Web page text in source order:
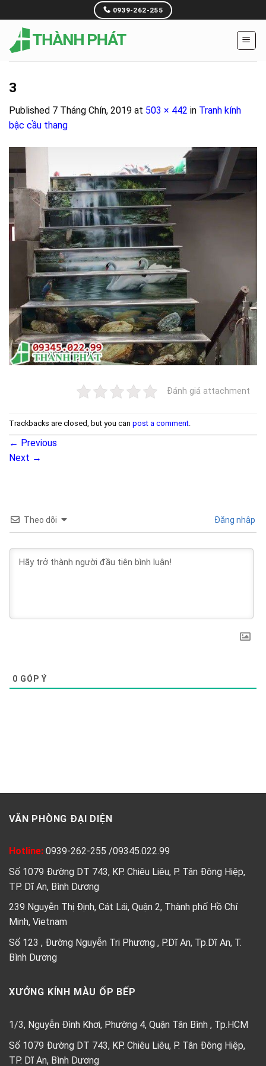
to
content
0939-262-255
3
Published 7 Tháng Chín, 2019 at 503 × 442 in Tranh kính
bậc cầu thang
Đánh giá attachment
Trackbacks are closed, but you can post a comment
← Previous
Next →
Theo dõi Đăng nhập
0 GÓP Ý
VĂN PHÒNG ĐẠI DIỆN
Hotline: 0939-262-255 /09345.022.99
Số 1079 Đường DT 743, KP. Chiêu Liêu, P. Tân Đông Hiệp,
TP. Dĩ An, Bình Dương
239 Nguyễn Thị Định, Cát Lái, Quận 2, Thành phố Hồ Chí
Minh, Vietnam
Số 123 , Đường Nguyễn Tri Phương , P.Dĩ An, Tp.Dĩ An, T.
Bình Dương
XƯỞNG KÍNH MÀU ỐP BẾP
1/3, Nguyễn Đình Khơi, Phường 4, Quận Tân Bình , Tp.HCM
Số 1079 Đường DT 743, KP. Chiêu Liêu, P. Tân Đông Hiệp,
TP. Dĩ An, Bình Dương